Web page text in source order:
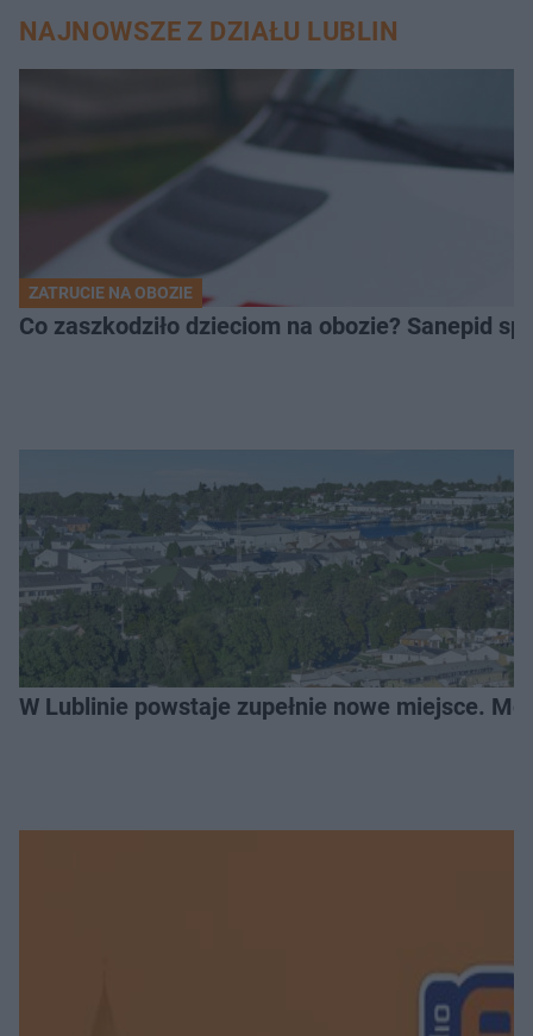
NAJNOWSZE Z DZIAŁU LUBLIN
ZATRUCIE NA OBOZIE
Co zaszkodziło dzieciom na obozie? Sanepid
W Lublinie powstaje zupełnie nowe miejsce.